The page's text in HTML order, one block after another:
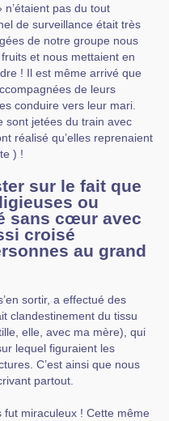
pas du tout
de surveillance était très
de notre groupe nous
et nous mettaient en
! Il est même arrivé que
de leurs
conduire vers leur mari.
sont jetées du train avec
réalisé qu’elles reprenaient
) !
sur le fait que
ou
sans cœur avec
croisé
au grand
sortir, a effectué des
clandestinement du tissu
elle, avec ma mère), qui
lequel figuraient les
C’est ainsi que nous
partout.
miraculeux ! Cette même